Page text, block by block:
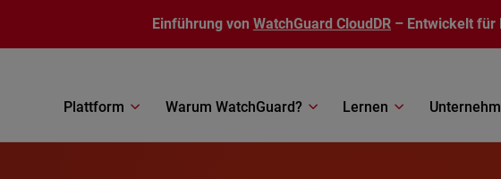
Einführung von WatchGuard CloudDR – Entwickelt für
Plattform Warum WatchGuard? Lernen